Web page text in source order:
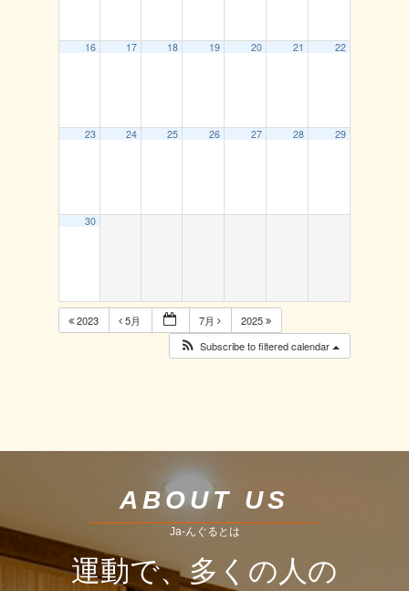
16 17 18 19 20 21 22
23 24 25 26 27 28 29
30
2023 5月 7月
2025
Subscribe to filtered calendar
ABOUT US
Ja-んぐるとは
運動で、多くの人の